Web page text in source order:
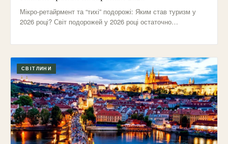
Мікро-ретайрмент та “тихі” подорожі: Яким став туризм у
2026 році? Світ подорожей у 2026 році остаточно
СВІТЛИНИ